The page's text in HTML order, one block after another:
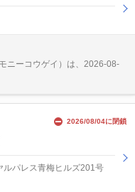
ニーコウゲイ）は、2026-08-
2026/08/04に閉鎖
パレス青梅ヒルズ201号